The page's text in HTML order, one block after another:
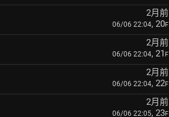
2月前
06/06 22:04, 20F
2月前
06/06 22:04, 21 F
2月前
06/06 22:04, 22F
2月前
06/06 22:05, 23F